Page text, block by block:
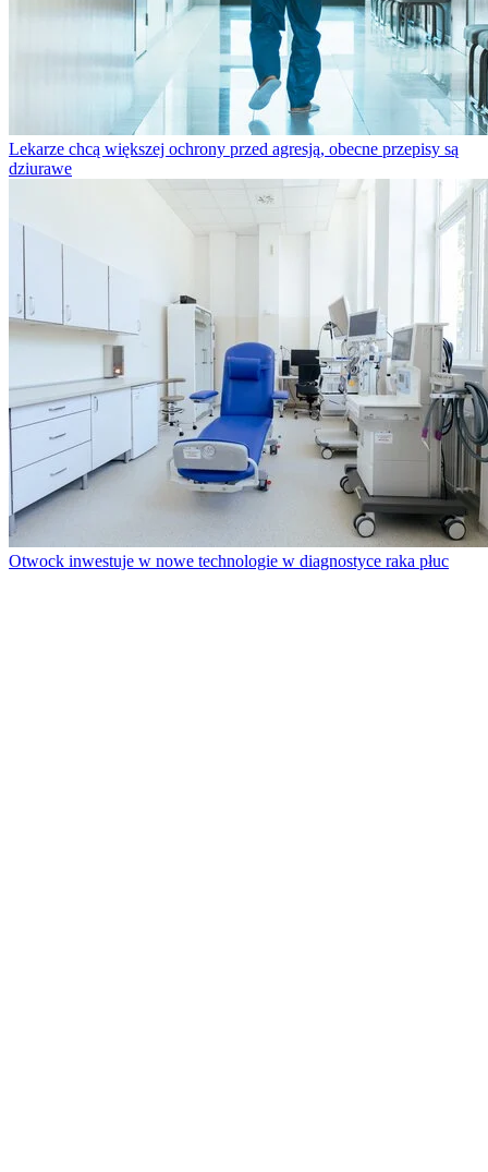
Lekarze chcą większej ochrony przed agresją, obecne przepisy są
dziurawe
Otwock inwestuje w nowe technologie w diagnostyce raka płuc